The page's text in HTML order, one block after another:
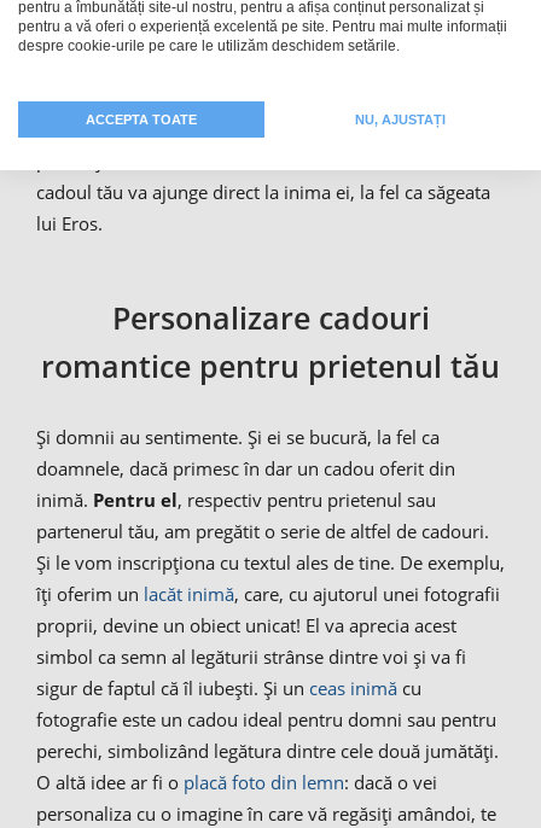
Indiferent dacă ai nevoie de un cadou pentruZiua
pentru a-ți dovedi dragostea cu ocazia aniversării
anuale, alegerea ta va constitui o surpriză de proporții
cadoul tău va ajunge direct la inima ei, la fel ca săgeata
lui Eros.
Personalizare cadouri
romantice pentru prietenul tău
Și domnii au sentimente. Și ei se bucură, la fel ca
doamnele, dacă primesc în dar un cadou oferit din
inimă. Pentru el, respectiv pentru prietenul sau
partenerul tău, am pregătit o serie de altfel de cadouri.
Și le vom inscripționa cu textul ales de tine. De exemplu,
îți oferim un lacăt inimă, care, cu ajutorul unei fotografii
proprii, devine un obiect unicat! El va aprecia acest
simbol ca semn al legăturii strânse dintre voi și va fi
sigur de faptul că îl iubești. Și un ceas inimă cu
fotografie este un cadou ideal pentru domni sau pentru
perechi, simbolizând legătura dintre cele două jumătăți.
O altă idee ar fi o placă foto din lemn: dacă o vei
personaliza cu o imagine în care vă regăsiți amândoi, te
pentru a îmbunătăți site-ul nostru, pentru a afișa conținut personalizat și
pentru a vă oferi o experiență excelentă pe site. Pentru mai multe informații
despre cookie-urile pe care le utilizăm deschidem setările.
ACCEPTA TOATE NU, AJUSTAȚI